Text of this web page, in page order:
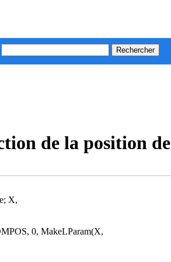
de la position de
X,
0, MakeLParam(X,